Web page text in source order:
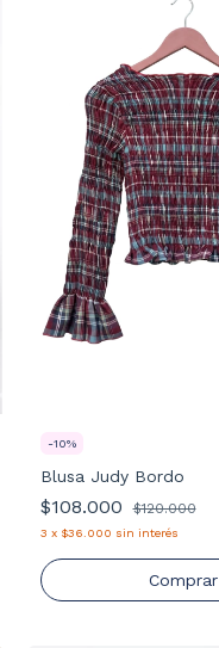
-10%
Blusa Judy Bordo
$108.000 $120.000
3 x $36.000 sin interés
Comprar